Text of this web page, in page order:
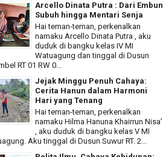
Arcello Dinata Putra : Dari Embun
Subuh hingga Mentari Senja
Hai teman-teman, perkenalkan
namaku Arcello Dinata Putra , aku
duduk di bangku kelas IV MI
Watuagung dan tinggal di Dusun
RT 01 RW 0...
Jejak Minggu Penuh Cahaya:
Cerita Hanun dalam Harmoni
Hari yang Tenang
Hai teman-teman, perkenalkan
namaku Hilma Hanuna Khairrun Nisa’
, aku duduk di bangku kelas V MI
Aku tinggal di Dusun Suwur RT. 2...